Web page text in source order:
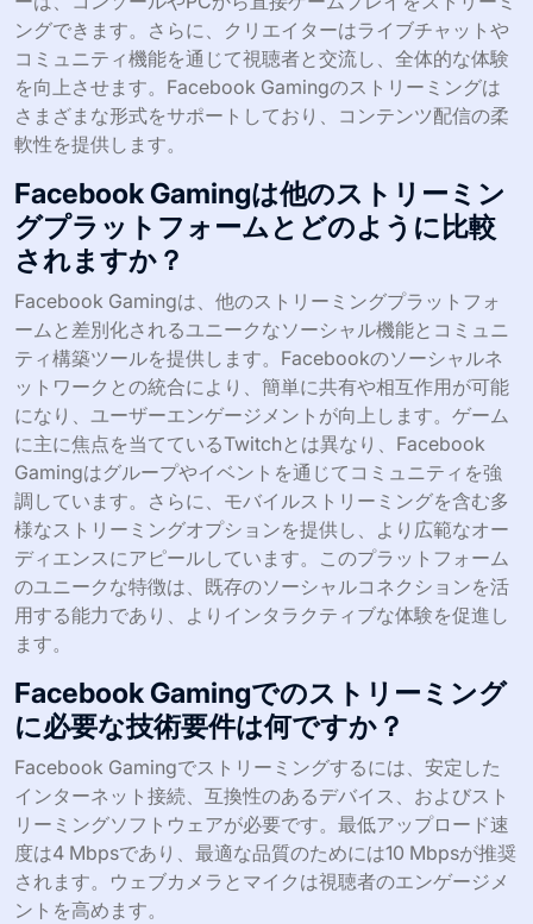
ングできます。さらに、クリエイターはライブチャットや
コミュニティ機能を通じて視聴者と交流し、全体的な体験
を向上させます。Facebook Gamingのストリーミングは
さまざまな形式をサポートしており、コンテンツ配信の柔
軟性を提供します。
Facebook Gamingは他のストリーミン
グプラットフォームとどのように比較
されますか？
Facebook Gamingは、他のストリーミングプラットフォ
ームと差別化されるユニークなソーシャル機能とコミュニ
ティ構築ツールを提供します。Facebookのソーシャルネ
ットワークとの統合により、簡単に共有や相互作用が可能
になり、ユーザーエンゲージメントが向上します。ゲーム
に主に焦点を当てているTwitchとは異なり、Facebook
Gamingはグループやイベントを通じてコミュニティを強
調しています。さらに、モバイルストリーミングを含む多
様なストリーミングオプションを提供し、より広範なオー
ディエンスにアピールしています。このプラットフォーム
のユニークな特徴は、既存のソーシャルコネクションを活
用する能力であり、よりインタラクティブな体験を促進し
ます。
Facebook Gamingでのストリーミング
に必要な技術要件は何ですか？
Facebook Gamingでストリーミングするには、安定した
インターネット接続、互換性のあるデバイス、およびスト
リーミングソフトウェアが必要です。最低アップロード速
度は4 Mbpsであり、最適な品質のためには10 Mbpsが推奨
されます。ウェブカメラとマイクは視聴者のエンゲージメ
ントを高めます。